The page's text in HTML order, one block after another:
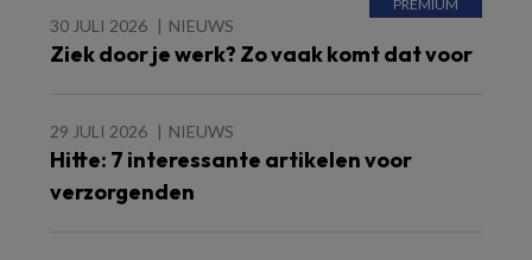
30 JULI 2026 NIEUWS
Ziek door je werk? Zo vaak komt dat voor
29 JULI 2026 NIEUWS
Hitte: 7 interessante artikelen voor
verzorgenden